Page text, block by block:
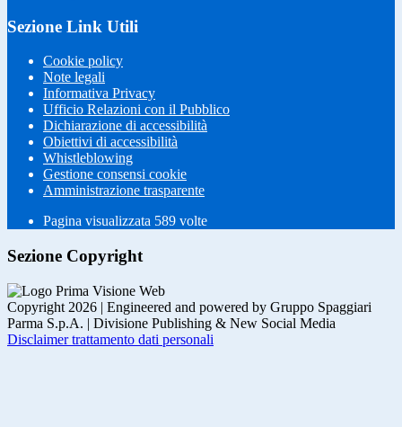
Sezione Link Utili
Cookie policy
Note legali
Informativa Privacy
Ufficio Relazioni con il Pubblico
Dichiarazione di accessibilità
Obiettivi di accessibilità
Whistleblowing
Gestione consensi cookie
Amministrazione trasparente
Pagina visualizzata 589 volte
Sezione Copyright
Copyright 2026 | Engineered and powered by Gruppo Spaggiari
Parma S.p.A. | Divisione Publishing & New Social Media
Disclaimer trattamento dati personali